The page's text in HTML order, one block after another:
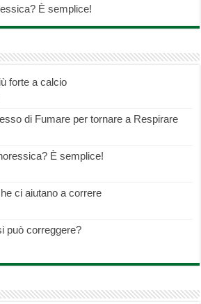
È semplice!
forte a calcio
di Fumare per tornare a Respirare
È semplice!
ci aiutano a correre
può correggere?